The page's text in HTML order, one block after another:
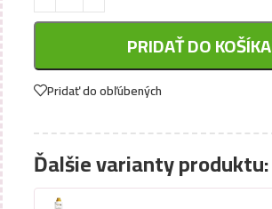
PRIDAŤ DO KOŠÍKA
Pridať do obľúbených
Ďalšie varianty produktu: